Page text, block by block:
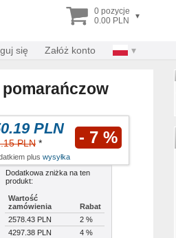
0 pozycje
0.00 PLN
▾
się Załóż konto
PLN
PLN * - 7 %
plus wysyłka
Dodatkowa zniżka na ten
produkt:
Wartość
zamówienia
Rabat
2578.43 PLN
2 %
4297.38 PLN
4 %